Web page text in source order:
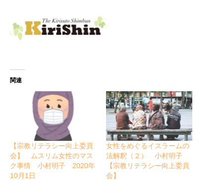
関連
【宗教リテラシー向上委員
会】 ムスリム女性のマス
ク事情 小村明子 2020年
10月1日
女性をめぐるイスラームの
法解釈（２） 小村明子
【宗教リテラシー向上委員
会】